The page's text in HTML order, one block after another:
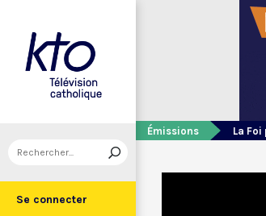
Se connecter
Émissions La